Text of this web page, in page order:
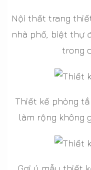
Nội thất trang
nhà phố, biệt thự
trong
Thiết kế phòng
làm rộng không